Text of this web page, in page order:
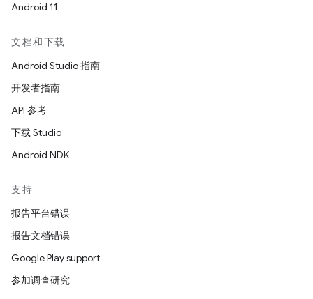
Android 11
文档和下载
Android Studio 指南
开发者指南
API 参考
下载 Studio
Android NDK
支持
报告平台错误
报告文档错误
Google Play support
参加调查研究